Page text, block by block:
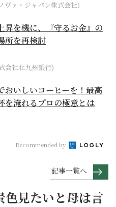
ヴァ・ジャパン株式会社)
昇を機に、『守るお金』の
所を再検討
会社北九州銀行)
おいしいコーヒーを！最高
を淹れるプロの極意とは
Recommended by
記事一覧へ
色見たいと母は言